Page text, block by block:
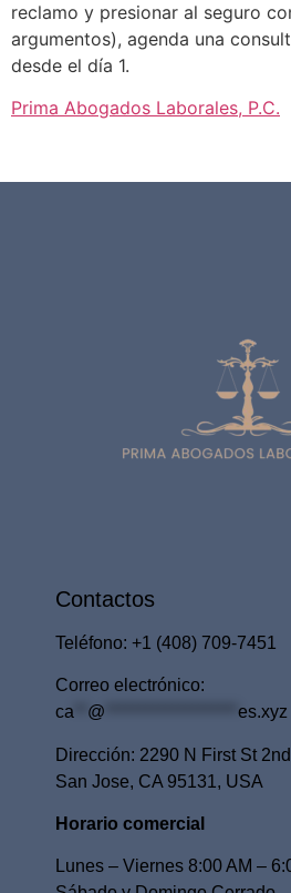
reclamo y presionar al seguro
argumentos), agenda una
desde el día 1.
Prima Abogados Laborales, P.C.
Contactos
Teléfono: ​+1 (408) 709-7451
Correo electrónico:
ca
@ es.xyz
Dirección: ​2290 N First St
San Jose, CA 95131, USA
Horario comercial
Lunes – Viernes 8:00 AM –